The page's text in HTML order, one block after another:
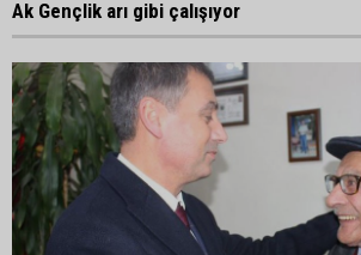
Ak Gençlik arı gibi çalışıyor